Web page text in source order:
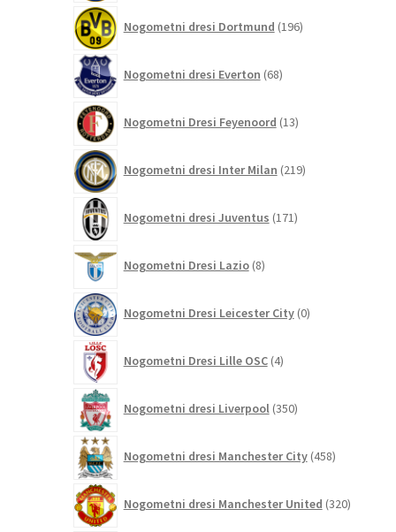
Nogometni dresi Dortmund 196izdelkov
Nogometni dresi Everton 68izdelkov
Nogometni Dresi Feyenoord 13izdelkov
Nogometni dresi Inter Milan 219izdelkov
Nogometni dresi Juventus 171izdelkov
Nogometni Dresi Lazio 8izdelkov
Nogometni Dresi Leicester City 0izdelkov
Nogometni Dresi Lille OSC 4izdelki
Nogometni dresi Liverpool 350izdelkov
Nogometni dresi Manchester City 458izdelkov
Nogometni dresi Manchester United 320izdelkov